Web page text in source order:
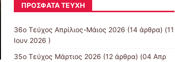
ΠΡΌΣΦΑΤΑ ΤΕΎΧΗ
36ο Τεύχος Απρίλιος-Μάιος 2026 (14 άρθρα) (11
Ιουν 2026 )
35ο Τεύχος Μάρτιος 2026 (12 άρθρα) (04 Απρ